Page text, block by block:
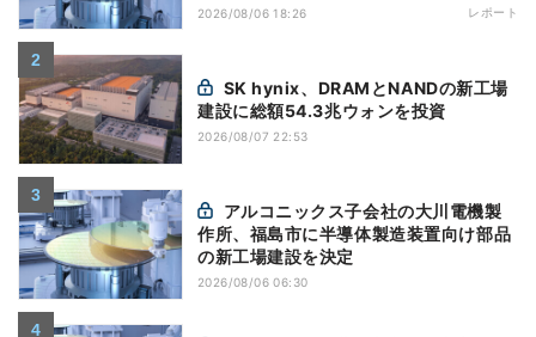
2026/08/06 18:26 レポート
建設に総額54.3兆ウォンを投資
2026/08/07 22:53
作所、福島市に半導体製造装置向け部品
の新工場建設を決定
2026/08/06 06:30